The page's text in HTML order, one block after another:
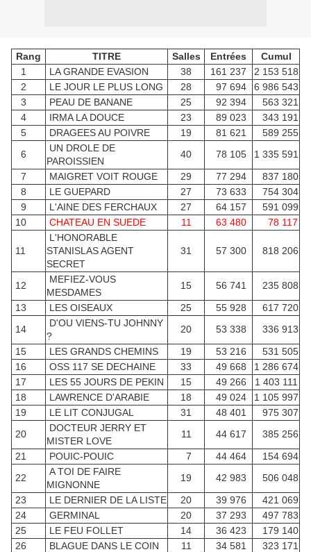
Rang TITRE Salles Entrées
Cumul
1
LA GRANDE EVASION 38 161 237
2 153 518
2
LE JOUR LE PLUS LONG 28 97 694
6 986 543
3
PEAU DE BANANE 25 92 394
563 321
4
IRMA LA DOUCE 23 89 023
343 191
5
DRAGEES AU POIVRE 19 81 621
589 255
6
UN DROLE DE
PAROISSIEN
40 78 105
1 335 591
7
MAIGRET VOIT ROUGE 29 77 294
837 180
8
LE GUEPARD 27 73 633
754 304
9
L'AINE DES FERCHAUX 27 64 157
591 099
10
CHATEAU EN SUEDE 11 63 480 78 117
11
L'HONORABLE
STANISLAS AGENT
SECRET
31 57 300 818 206
12
MEFIEZ-VOUS
MESDAMES
15 56 741
235 808
13
LES OISEAUX 25 55 928
617 720
14
D'OU VIENS-TU JOHNNY
?
20 53 338
336 913
15
LES GRANDS CHEMINS 19 53 216
531 505
16
OSS 117 SE DECHAINE 33 49 668
1 286 674
17
LES 55 JOURS DE PEKIN 15 49 266
1 403 111
18
LAWRENCE D'ARABIE 18 49 024
1 105 997
19
LE LIT CONJUGAL 31 48 401
975 307
20
DOCTEUR JERRY ET
MISTER LOVE
11 44 617
385 256
21
POUIC-POUIC 7 44 464
154 694
22
A TOI DE FAIRE
MIGNONNE
19 42 983
506 048
23
LE DERNIER DE LA LISTE 20 39 976
421 069
24
GERMINAL 20 37 293
497 783
25
LE FEU FOLLET 14 36 423
179 140
26
BLAGUE DANS LE COIN 11 34 581
323 171